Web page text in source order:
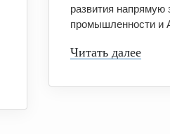
развития напрямую
промышленности и
Читать далее